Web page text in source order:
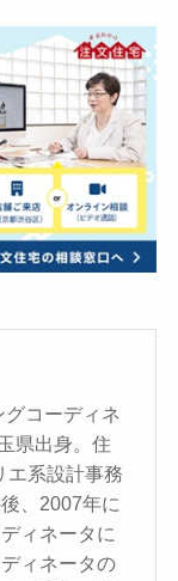
コーディネ
県出身。住
エ系設計事務
、2007年に
ィネータに
ィネータの